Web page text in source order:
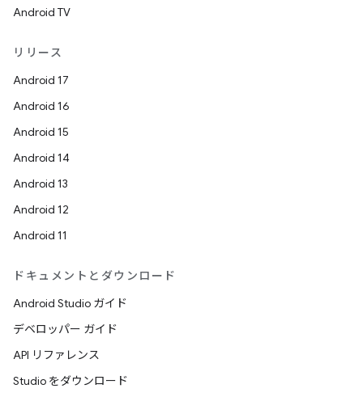
Android TV
リリース
Android 17
Android 16
Android 15
Android 14
Android 13
Android 12
Android 11
ドキュメントとダウンロード
Android Studio ガイド
デベロッパー ガイド
API リファレンス
Studio をダウンロード